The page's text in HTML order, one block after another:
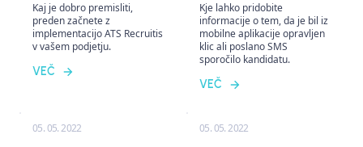
Kaj je dobro premisliti,
preden začnete z
implementacijo ATS Recruitis
v vašem podjetju.
VEČ
Kje lahko pridobite
informacije o tem, da je bil iz
mobilne aplikacije opravljen
klic ali poslano SMS
sporočilo kandidatu.
VEČ
05. 05. 2022 05. 05. 2022